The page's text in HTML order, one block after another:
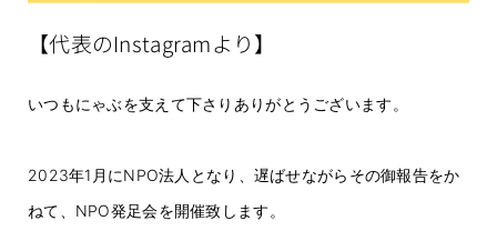
【代表のInstagramより】
いつもにゃぶを支えて下さりありがとうございます。
2023年1月にNPO法人となり、遅ばせながらその御報告をか
ねて、NPO発足会を開催致します。